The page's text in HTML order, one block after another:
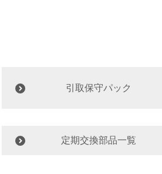
引取保守パック
定期交換部品一覧